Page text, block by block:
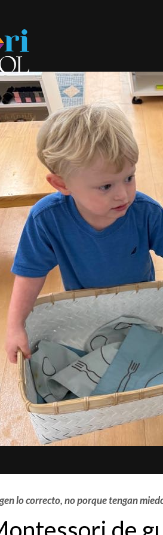
lo correcto, no porque tengan